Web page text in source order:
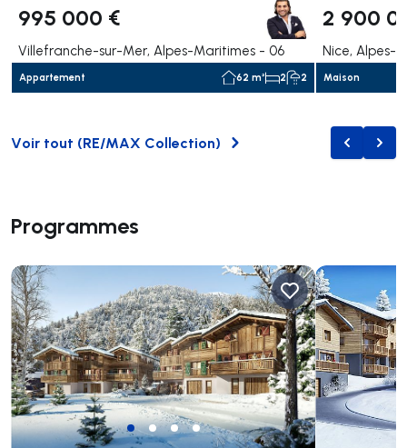
995 000 €
Villefranche-sur-Mer, Alpes-Maritimes - 06
Appartement 62 m² 2 2
2 900
Nice, Alpes-
Maison
Voir tout (RE/MAX Collection) Naviguer
Programmes